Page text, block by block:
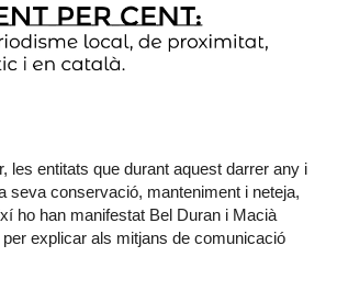
les entitats que durant aquest darrer any i
seva conservació, manteniment i neteja,
ho han manifestat Bel Duran i Macià
explicar als mitjans de comunicació